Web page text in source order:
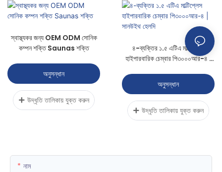
স্বাস্থ্যকর জন্য OEM ODM সোনিক
কম্পন শক্তি Saunas শক্তি
অনুসন্ধান
উদ্ধৃতি তালিকায় যুক্ত করুন
৪-ব্যক্তির ১.৫ এটিএ মাল্টিপ্লেস
হাইপারবারিক চেম্বার পি৩০০০আর-৪ |
অনুসন্ধান
উদ্ধৃতি তালিকায় যুক্ত করুন
নাম